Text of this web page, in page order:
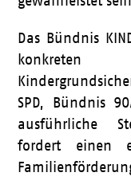
Das Bündnis
SPD, Bündnis
ausführliche
fordert einen